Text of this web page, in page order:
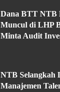
Dana BTT NTB
Muncul di LHP
Minta Audit
NTB Selangkah
Manajemen